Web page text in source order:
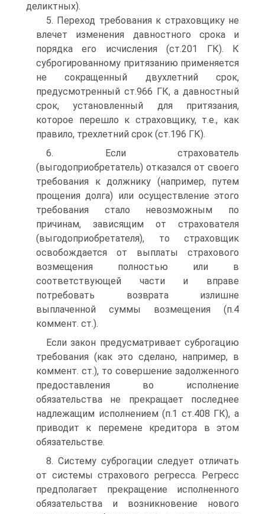
деликтных).
5. Переход требования к страховщику не
влечет изменения давностного срока и
порядка его исчисления (ст.201 ГК). К
суброгированному притязанию применяется
не сокращенный двухлетний срок,
предусмотренный ст.966 ГК, а давностный
срок, установленный для притязания,
которое перешло к страховщику, т.е., как
правило, трехлетний срок (ст.196 ГК).
6. Если страхователь
(выгодоприобретатель) отказался от своего
требования к должнику (например, путем
прощения долга) или осуществление этого
требования стало невозможным по
причинам, зависящим от страхователя
(выгодоприобретателя), то страховщик
освобождается от выплаты страхового
возмещения полностью или в
соответствующей части и вправе
потребовать возврата излишне
выплаченной суммы возмещения (п.4
коммент. ст.).
Если закон предусматривает суброгацию
требования (как это сделано, например, в
коммент. ст.), то совершение задолженного
предоставления во исполнение
обязательства не прекращает последнее
надлежащим исполнением (п.1 ст.408 ГК), а
приводит к перемене кредитора в этом
обязательстве.
8. Систему суброгации следует отличать
от системы страхового регресса. Регресс
предполагает прекращение исполненного
обязательства и возникновение нового